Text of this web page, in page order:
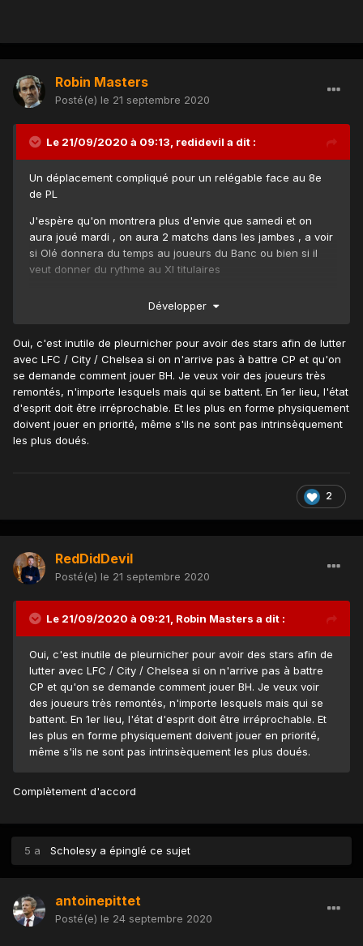
Robin Masters
Posté(e) le 21 septembre 2020
Le 21/09/2020 à 09:13, redidevil a dit :
Un déplacement compliqué pour un relégable face au 8e
de PL
J'espère qu'on montrera plus d'envie que samedi et on
aura joué mardi , on aura 2 matchs dans les jambes , a voir
si Olé donnera du temps au joueurs du Banc ou bien si il
veut donner du rythme au XI titulaires
Développer
Oui, c'est inutile de pleurnicher pour avoir des stars afin de lutter
avec LFC / City / Chelsea si on n'arrive pas à battre CP et qu'on
se demande comment jouer BH. Je veux voir des joueurs très
remontés, n'importe lesquels mais qui se battent. En 1er lieu, l'état
d'esprit doit être irréprochable. Et les plus en forme physiquement
doivent jouer en priorité, même s'ils ne sont pas intrinsèquement
les plus doués.
2
RedDidDevil
Posté(e) le 21 septembre 2020
Le 21/09/2020 à 09:21, Robin Masters a dit :
Oui, c'est inutile de pleurnicher pour avoir des stars afin de
lutter avec LFC / City / Chelsea si on n'arrive pas à battre
CP et qu'on se demande comment jouer BH. Je veux voir
des joueurs très remontés, n'importe lesquels mais qui se
battent. En 1er lieu, l'état d'esprit doit être irréprochable. Et
les plus en forme physiquement doivent jouer en priorité,
même s'ils ne sont pas intrinsèquement les plus doués.
Complètement d'accord
5 a Scholesy a épinglé ce sujet
antoinepittet
Posté(e) le 24 septembre 2020